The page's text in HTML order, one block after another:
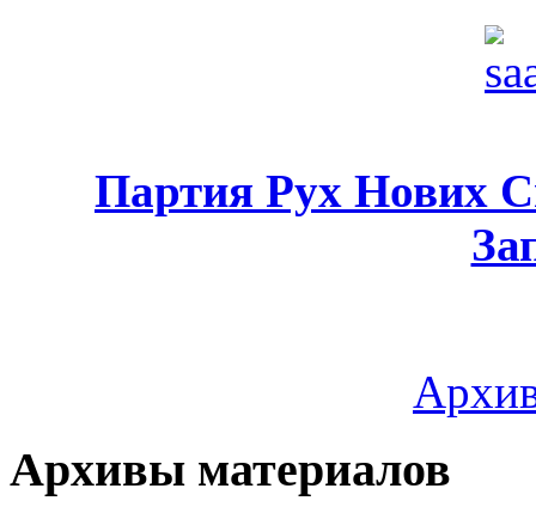
Партия Рух Нових
Архивы материалов